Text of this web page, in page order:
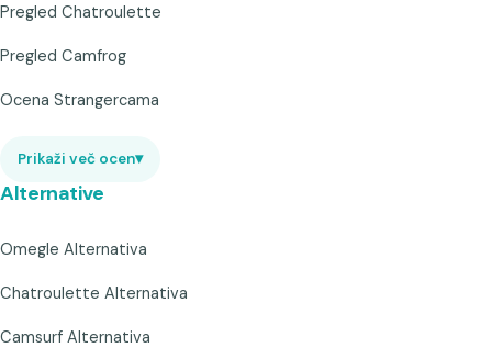
Pregled Chatroulette
Pregled Camfrog
Ocena Strangercama
Prikaži več ocen▾
Alternative
Omegle Alternativa
Chatroulette Alternativa
Camsurf Alternativa